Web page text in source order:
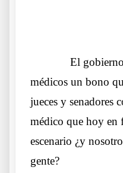
El
médicos un bono
jueces y senadores
médico que hoy en
escenario ¿y
gente?